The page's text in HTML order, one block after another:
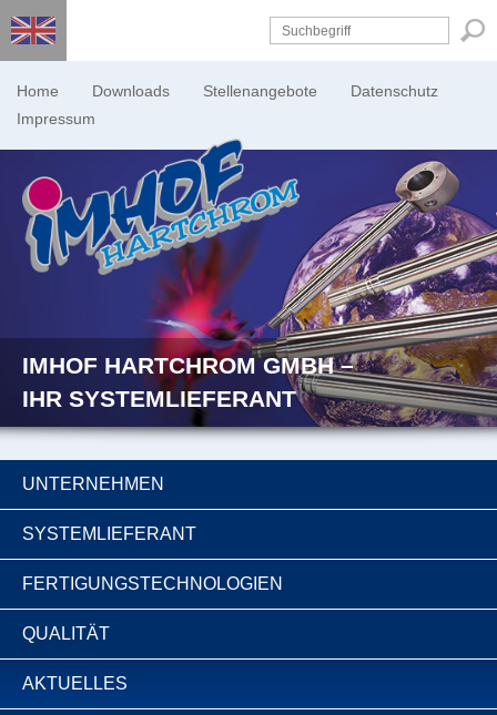
Home Downloads Stellenangebote
Datenschutz
Impressum
IMHOF HARTCHROM GMBH –
IHR SYSTEMLIEFERANT
UNTERNEHMEN
SYSTEMLIEFERANT
FERTIGUNGSTECHNOLOGIEN
QUALITÄT
AKTUELLES